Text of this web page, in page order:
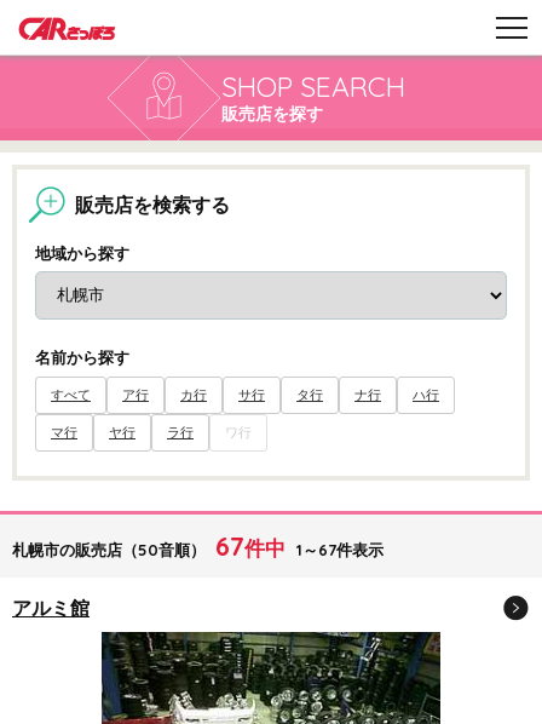
SHOP SEARCH
販売店を探す
販売店を検索する
地域から探す
名前から探す
すべて ア行 カ行 サ行 タ行 ナ行 ハ行
マ行 ヤ行 ラ行 ワ行
札幌市の販売店（50音順） 67件中 1～67件表示
アルミ館